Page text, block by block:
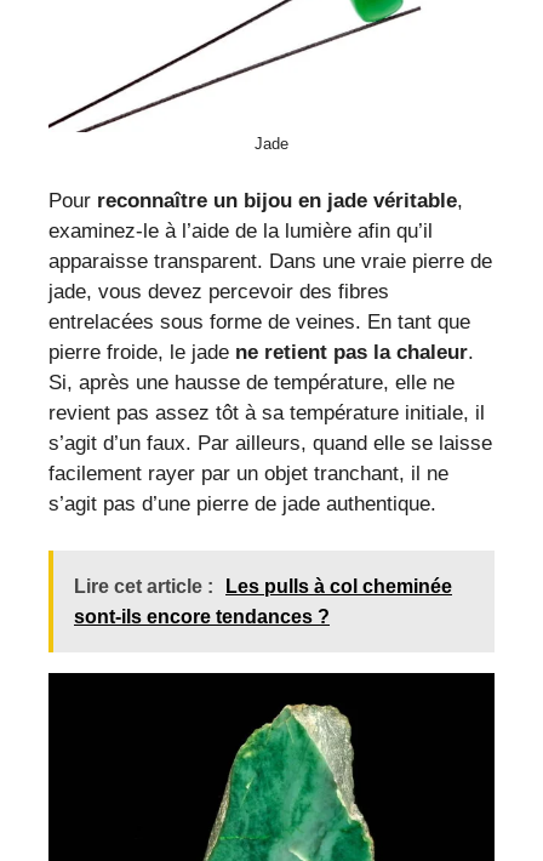
Jade
Pour reconnaître un bijou en jade véritable,
examinez-le à l’aide de la lumière afin qu’il
apparaisse transparent. Dans une vraie pierre de
jade, vous devez percevoir des fibres
entrelacées sous forme de veines. En tant que
pierre froide, le jade ne retient pas la chaleur.
Si, après une hausse de température, elle ne
revient pas assez tôt à sa température initiale, il
s’agit d’un faux. Par ailleurs, quand elle se laisse
facilement rayer par un objet tranchant, il ne
s’agit pas d’une pierre de jade authentique.
Lire cet article :
Les pulls à col cheminée
sont-ils encore tendances ?